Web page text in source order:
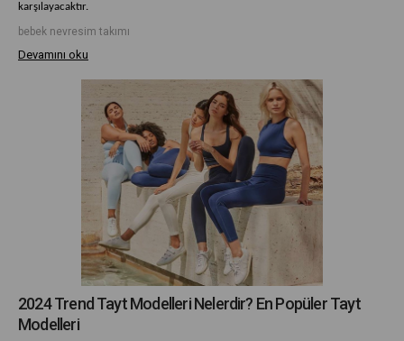
karşılayacaktır.
bebek nevresim takımı
Devamını oku
2024 Trend Tayt Modelleri Nelerdir? En Popüler Tayt
Modelleri